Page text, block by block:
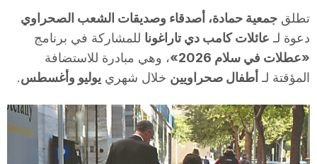
i
u
t
a
تطلق جمعية حمادة، أصدقاء وصديقات الشعب الصحراوي
دعوة لـ عائلات كامب دي تاراغونا للمشاركة في برنامج
«عطلات في سلام 2026»
، وهي مبادرة للاستضافة
المؤقتة لـ أطفال صحراويين خلال شهري يوليو وأغسطس.